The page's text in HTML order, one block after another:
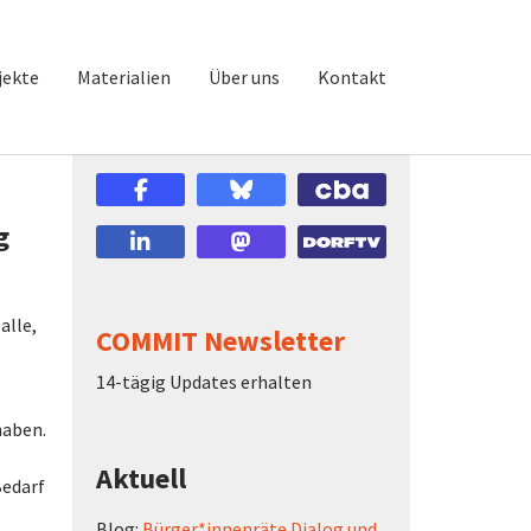
Materialien Über uns Kontakt
COMMIT Newsletter
14-tägig Updates erhalten
Aktuell